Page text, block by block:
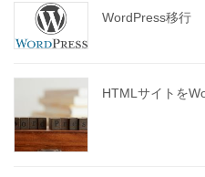
WordPress移行
HTMLサイトを